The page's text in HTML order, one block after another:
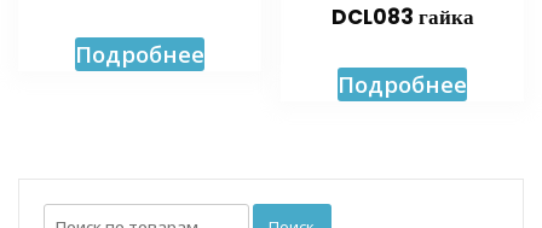
Подробнее
DCL083 гайка
Подробнее
Искать: